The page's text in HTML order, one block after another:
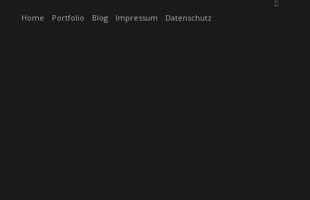
Home Portfolio Blog Impressum Datenschutz